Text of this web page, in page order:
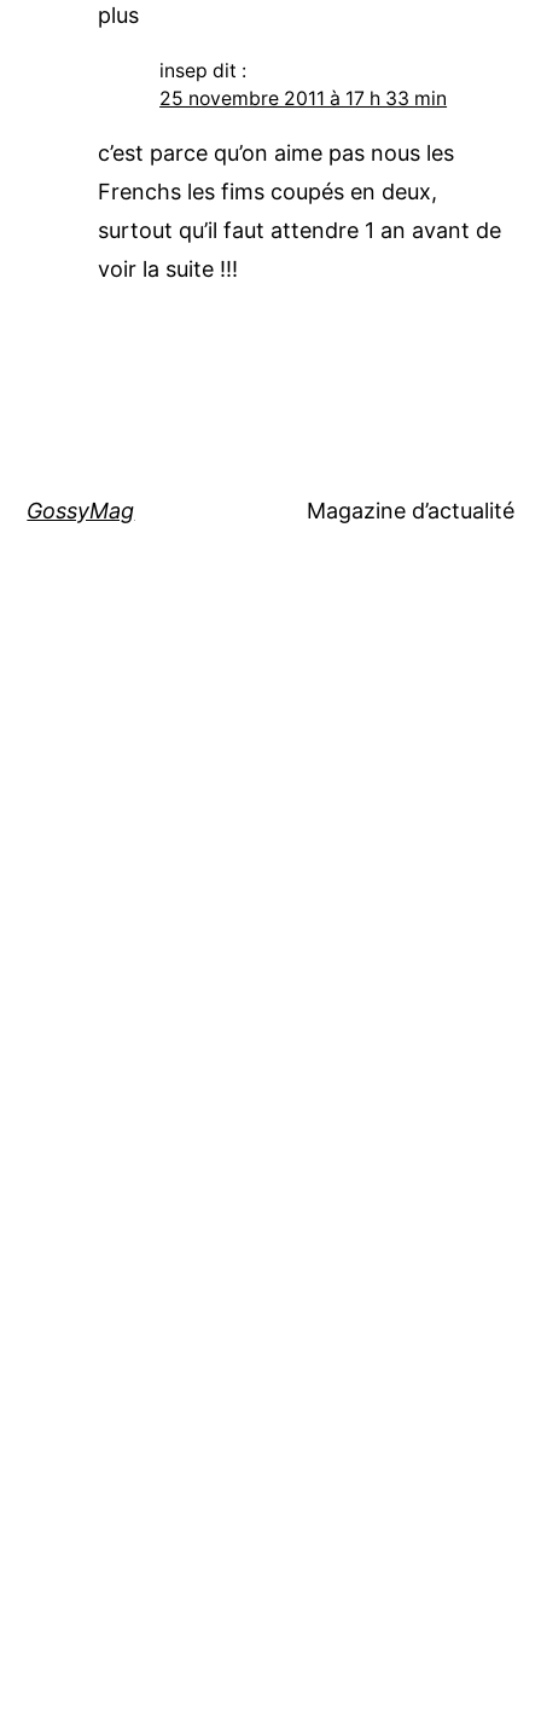
plus
insep dit :
25 novembre 2011 à 17 h 33 min
c’est parce qu’on aime pas nous les
Frenchs les fims coupés en deux,
surtout qu’il faut attendre 1 an avant de
voir la suite !!!
GossyMag Magazine d’actualité